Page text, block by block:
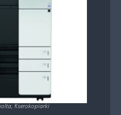
,Kserokopiarki